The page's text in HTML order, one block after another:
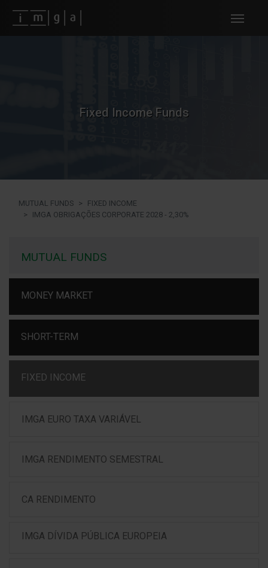
Fundos imga
Fixed Income Funds
MUTUAL FUNDS
FIXED INCOME
IMGA OBRIGAÇÕES CORPORATE 2028 - 2,30%
MUTUAL FUNDS
MONEY MARKET
SHORT-TERM
FIXED INCOME
IMGA EURO TAXA VARIÁVEL
IMGA RENDIMENTO SEMESTRAL
CA RENDIMENTO
IMGA DÍVIDA PÚBLICA EUROPEIA